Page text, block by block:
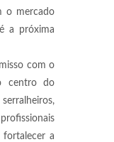
o mercado
a próxima
com o
centro do
fortalecer a